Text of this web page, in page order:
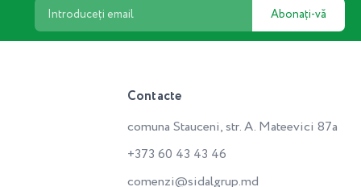
Abonați-vă
Contacte
comuna Stauceni, str. A. Mateevici 87a
+373 60 43 43 46
comenzi@sidalgrup.md